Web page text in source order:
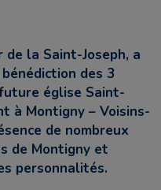
de la Saint-Joseph, a
des 3
église Saint-
à Montigny – Voisins-
de nombreux
de Montigny et
personnalités.